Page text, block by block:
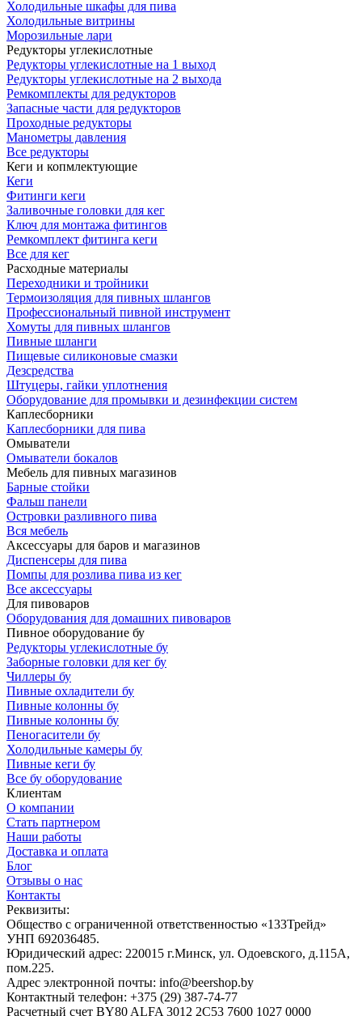
Холодильные шкафы для пива
Холодильные витрины
Морозильные лари
Редукторы углекислотные
Редукторы углекислотные на 1 выход
Редукторы углекислотные на 2 выхода
Ремкомплекты для редукторов
Запасные части для редукторов
Проходные редукторы
Манометры давления
Все редукторы
Кеги и копмлектующие
Кеги
Фитинги кеги
Заливочные головки для кег
Ключ для монтажа фитингов
Ремкомплект фитинга кеги
Все для кег
Расходные материалы
Переходники и тройники
Термоизоляция для пивных шлангов
Профессиональный пивной инструмент
Хомуты для пивных шлангов
Пивные шланги
Пищевые силиконовые смазки
Дезсредства
Штуцеры, гайки уплотнения
Оборудование для промывки и дезинфекции систем
Каплесборники
Каплесборники для пива
Омыватели
Омыватели бокалов
Мебель для пивных магазинов
Барные стойки
Фальш панели
Островки разливного пива
Вся мебель
Аксессуары для баров и магазинов
Диспенсеры для пива
Помпы для розлива пива из кег
Все аксессуары
Для пивоваров
Оборудования для домашних пивоваров
Пивное оборудование бу
Редукторы углекислотные бу
Заборные головки для кег бу
Чиллеры бу
Пивные охладители бу
Пивные колонны бу
Пивные колонны бу
Пеногасители бу
Холодильные камеры бу
Пивные кеги бу
Все бу оборудование
Клиентам
О компании
Стать партнером
Наши работы
Доставка и оплата
Блог
Отзывы о нас
Контакты
Реквизиты:
Общество с ограниченной ответственностью «133Трейд»
УНП 692036485​.
Юридический адрес: 220015 г.Минск, ул. Одоевского, д.115А,
пом.225.
Адрес электронной почты: info@beershop.by
Контактный телефон: +375 (29) 387-74-77
Расчетный счет BY80 ALFA 3012 2C53 7600 1027 0000